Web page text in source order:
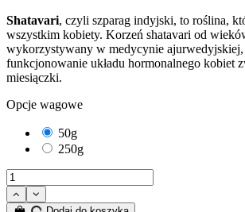
Shatavari, czyli szparag indyjski, to roślina,
wszystkim kobiety. Korzeń shatavari od
wykorzystywany w medycynie ajurwedyjskiej,
funkcjonowanie układu hormonalnego kobiet
miesiączki.
Opcje wagowe
50g
250g